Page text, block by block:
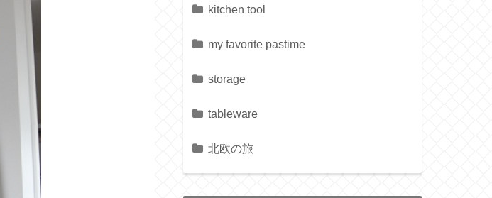
kitchen tool
my favorite pastime
storage
tableware
北欧の旅